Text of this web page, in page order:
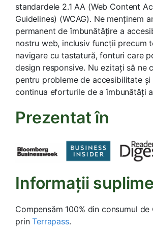
standardele 2.1 AA (Web Content
Guidelines) (WCAG). Ne menținem
permanent de îmbunătățire a
nostru web, inclusiv funcții precum
navigare cu tastatură, fonturi care
design responsive. Nu ezitați să ne
pentru probleme de accesibilitate și
continua eforturile de a îmbunătăți
Prezentat în
Informații
Compensăm 100% din consumul
prinTerrapass.